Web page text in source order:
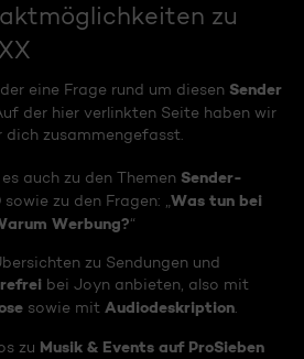
zu
eine Frage rund um diesen Sender
der hier verlinkten Seite haben wir
zusammengefasst.
auch zu den Themen Sender-
sowie zu den Fragen: „ Was tun bei
Werbung?“
zu Sendungen und
bei Joyn anbieten, also mit
sowie mit Audiodeskription
zu Musik & Events auf ProSieben